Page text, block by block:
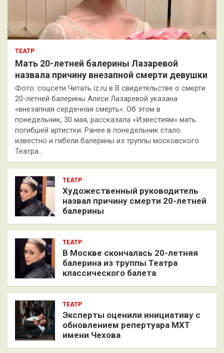
ТЕАТР
Мать 20-летней балерины Лазаревой
назвала причину внезапной смерти девушки
Фото: соцсети Читать iz.ru в В свидетельстве о смерти
20-летней балерины Алеси Лазаревой указана
«внезапная сердечная смерть». Об этом в
понедельник, 30 мая, рассказала «Известиям» мать
погибшей артистки. Ранее в понедельник стало
известно и гибели балерины из труппы московского
Театра…
ТЕАТР
Художественный руководитель
назвал причину смерти 20-летней
балерины
ТЕАТР
В Москве скончалась 20-летняя
балерина из труппы Театра
классического балета
ТЕАТР
Эксперты оценили инициативу с
обновлением репертуара МХТ
имени Чехова